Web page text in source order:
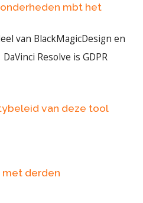
mbt het
van BlackMagicDesign en
Resolve is GDPR
van deze tool
derden